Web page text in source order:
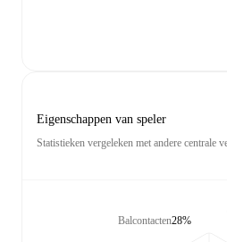
Eigenschappen van speler
Statistieken vergeleken met andere centrale
Balcontacten28%